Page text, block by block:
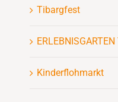
Tibargfest
ERLEBNISGARTEN
Kinderflohmarkt